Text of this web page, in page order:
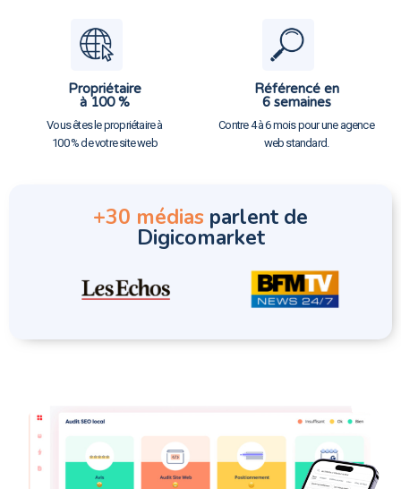
Propriétaire
à 100 %
Vous êtes le propriétaire à
100 % de votre site web
Référencé en
6 semaines
Contre 4 à 6 mois pour une agence
web standard.
+30 médias parlent de
Digicomarket